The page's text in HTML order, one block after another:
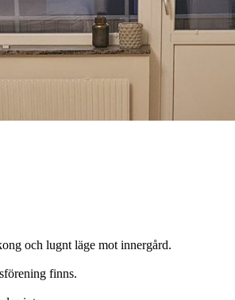
och lugnt läge mot innergård.
finns.